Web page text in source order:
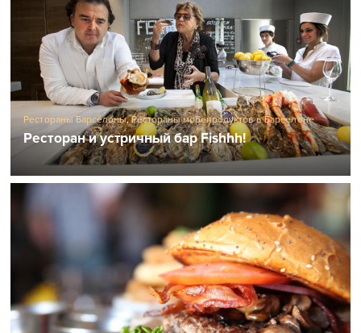
Рестораны Барселоны,Рестораны морепродуктов в Барселоне
Ресторан и устричный бар Fishhh!